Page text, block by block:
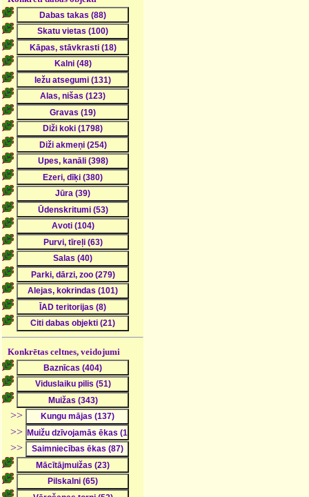
Konkrētas celtnes, veidojumi
>>
>>
>>